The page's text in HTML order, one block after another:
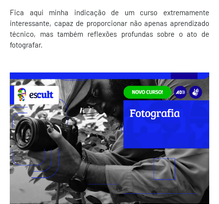
Fica aqui minha indicação de um curso extremamente
interessante, capaz de proporcionar não apenas aprendizado
técnico, mas também reflexões profundas sobre o ato de
fotografar.